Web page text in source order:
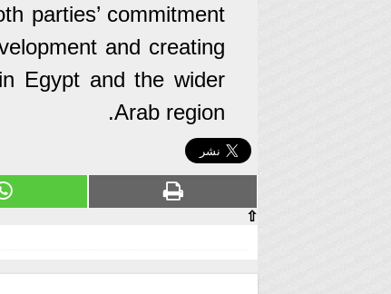
parties’ commitment
and creating
Egypt and the wider
Arab region.
⇧